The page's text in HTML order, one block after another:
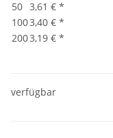
50 3,61 € *
1003,40 € *
2003,19 € *
verfügbar